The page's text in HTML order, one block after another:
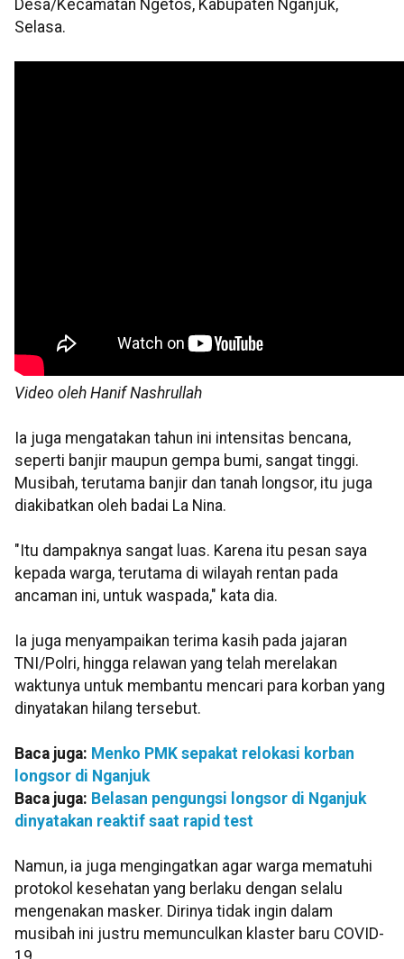
Desa/Kecamatan Ngetos, Kabupaten Nganjuk,
Selasa.
Video oleh Hanif Nashrullah
Ia juga mengatakan tahun ini intensitas bencana,
seperti banjir maupun gempa bumi, sangat tinggi.
Musibah, terutama banjir dan tanah longsor, itu juga
diakibatkan oleh badai La Nina.
"Itu dampaknya sangat luas. Karena itu pesan saya
kepada warga, terutama di wilayah rentan pada
ancaman ini, untuk waspada," kata dia.
Ia juga menyampaikan terima kasih pada jajaran
TNI/Polri, hingga relawan yang telah merelakan
waktunya untuk membantu mencari para korban yang
dinyatakan hilang tersebut.
Baca juga: Menko PMK sepakat relokasi korban
longsor di Nganjuk
Baca juga: Belasan pengungsi longsor di Nganjuk
dinyatakan reaktif saat rapid test
Namun, ia juga mengingatkan agar warga mematuhi
protokol kesehatan yang berlaku dengan selalu
mengenakan masker. Dirinya tidak ingin dalam
musibah ini justru memunculkan klaster baru COVID-